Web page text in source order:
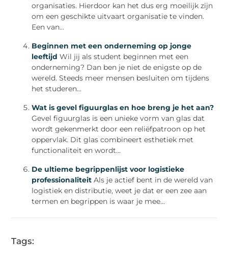
organisaties. Hierdoor kan het dus erg moeilijk zijn
om een geschikte uitvaart organisatie te vinden.
Een van...
Beginnen met een onderneming op jonge
leeftijd Wil jij als student beginnen met een
onderneming? Dan ben je niet de enigste op de
wereld. Steeds meer mensen besluiten om tijdens
het studeren...
Wat is gevel figuurglas en hoe breng je het aan?
Gevel figuurglas is een unieke vorm van glas dat
wordt gekenmerkt door een reliëfpatroon op het
oppervlak. Dit glas combineert esthetiek met
functionaliteit en wordt...
De ultieme begrippenlijst voor logistieke
professionaliteit Als je actief bent in de wereld van
logistiek en distributie, weet je dat er een zee aan
termen en begrippen is waar je mee...
Tags: